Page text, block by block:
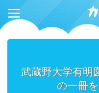
武蔵野大学有明
の一冊